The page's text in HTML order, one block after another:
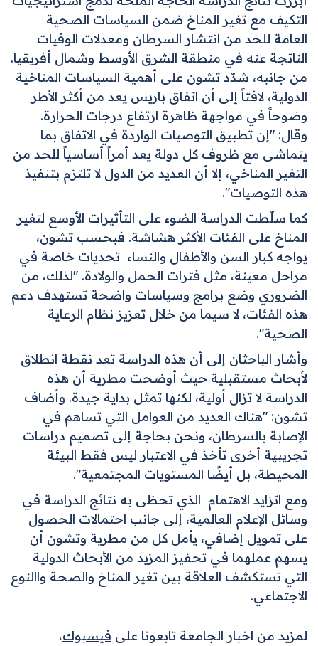
التكيف مع تغير المناخ ضمن السياسات الصحية
العامة للحد من انتشار السرطان ومعدلات الوفيات
الناتجة عنه في منطقة الشرق الأوسط وشمال أفريقيا.
من جانبه، شدّد تشون على أهمية السياسات المناخية
الدولية، لافتاً إلى أن اتفاق باريس يعد من أكثر الأطر
وضوحاً في مواجهة ظاهرة ارتفاع درجات الحرارة.
وقال: "إن تطبيق التوصيات الواردة في الاتفاق بما
يتماشى مع ظروف كل دولة يعد أمراً أساسياً للحد من
التغير المناخي، إلا أن العديد من الدول لا تلتزم بتنفيذ
هذه التوصيات".
كما سلّطت الدراسة الضوء على التأثيرات الأوسع لتغير
المناخ على الفئات الأكثر هشاشة. فبحسب تشون،
يواجه كبار السن والأطفال والنساء تحديات خاصة في
مراحل معينة، مثل فترات الحمل والولادة. "لذلك، من
الضروري وضع برامج وسياسات واضحة تستهدف دعم
هذه الفئات، لا سيما من خلال تعزيز نظام الرعاية
الصحية".
وأشار الباحثان إلى أن هذه الدراسة تعد نقطة انطلاق
لأبحاث مستقبلية حيث أوضحت مطرية أن هذه
الدراسة لا تزال أولية، لكنها تمثل بداية جيدة. وأضاف
تشون: "هناك العديد من العوامل التي تساهم في
الإصابة بالسرطان، ونحن بحاجة إلى تصميم دراسات
تجريبية أخرى تأخذ في الاعتبار ليس فقط البيئة
المحيطة، بل أيضًا المستويات المجتمعية".
ومع اتزايد الاهتمام الذي تحظى به نتائج الدراسة في
وسائل الإعلام العالمية، إلى جانب احتمالات الحصول
على تمويل إضافي، يأمل كل من مطرية وتشون أن
يسهم عملهما في تحفيز المزيد من الأبحاث الدولية
التي تستكشف العلاقة بين تغير المناخ والصحة واالنوع
الاجتماعي.
لمزيد من اخبار الجامعة تابعونا على فيسبوك،